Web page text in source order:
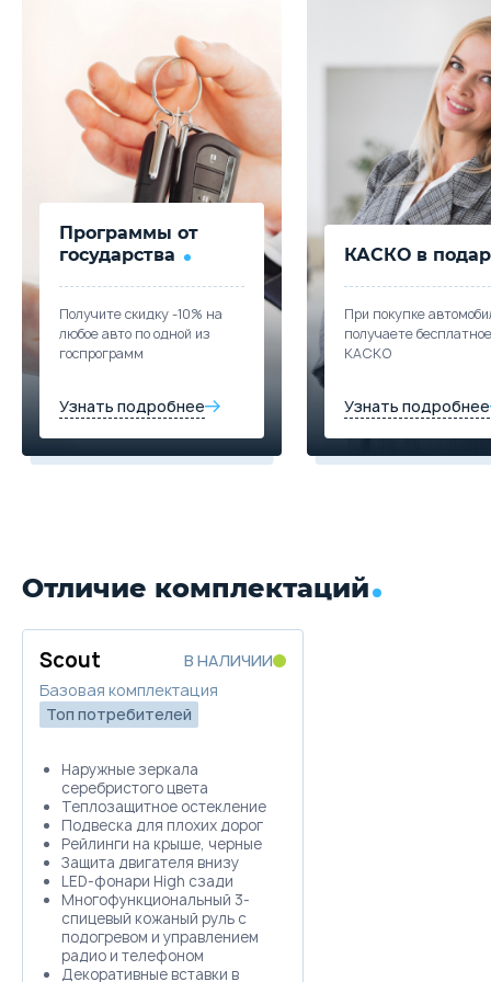
Цена от
2 360 100
Цена в кредит
Купить в кредит
Trade-in
Забронировать
Программы от
государства
Получите скидку -10% на
любое авто по одной из
госпрограмм
Узнать подробнее
КАСКО в
При покупке
получаете бесплатное
КАСКО
Узнать подробнее
Отличие комплектаций
Scout
В НАЛИЧИИ
Базовая комплектация
Топ потребителей
Наружные зеркала
серебристого цвета
Теплозащитное остекление
Подвеска для плохих дорог
Рейлинги на крыше, черные
Защита двигателя внизу
LED-фонари High сзади
Многофункциональный 3-
спицевый кожаный руль с
подогревом и управлением
радио и телефоном
Декоративные вставки в